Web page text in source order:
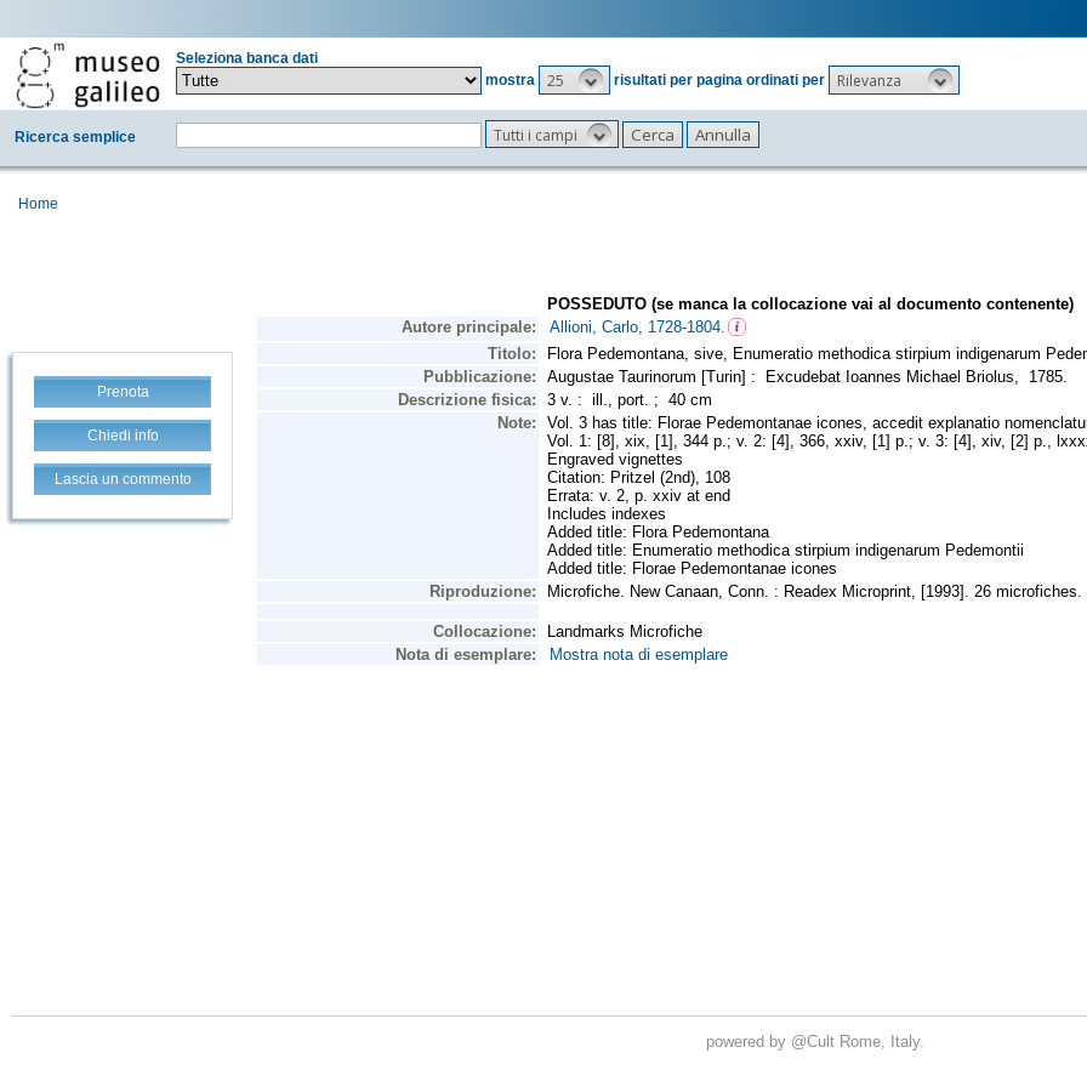
Seleziona banca dati
mostra
25 risultati per pagina ordinati per Rilevanza
Ricerca semplice Tutti i campi
Home
Prenota
Chiedi info
Lascia un commento
powered by @Cult Rome, Italy.